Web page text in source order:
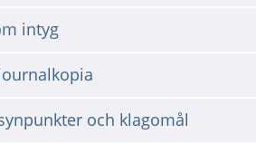
intyg
och klagomål